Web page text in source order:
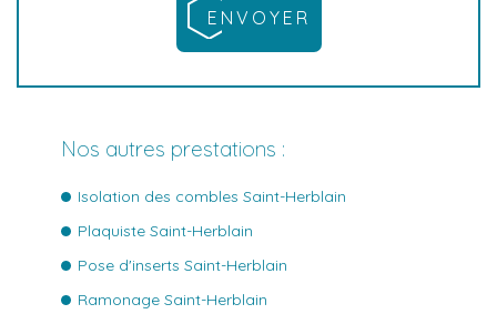
Nos autres prestations :
Isolation des combles Saint-Herblain
Plaquiste Saint-Herblain
Pose d'inserts Saint-Herblain
Ramonage Saint-Herblain